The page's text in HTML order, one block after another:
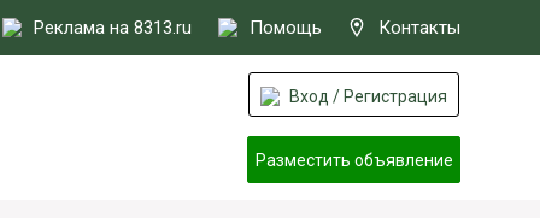
Реклама на 8313.ru Помощь Контакты
Вход / Регистрация
Разместить объявление